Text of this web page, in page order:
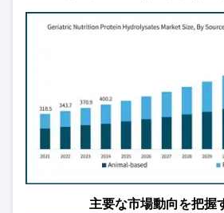
主要な市場動向を把握